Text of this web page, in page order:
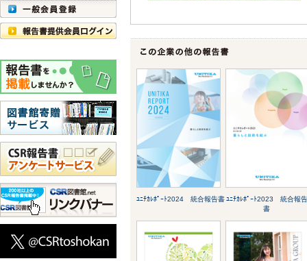
ﾕﾆﾁｶﾚﾎﾟｰﾄ2024 統合報告書ﾕﾆﾁｶﾚﾎﾟｰﾄ2023 統合報告
書